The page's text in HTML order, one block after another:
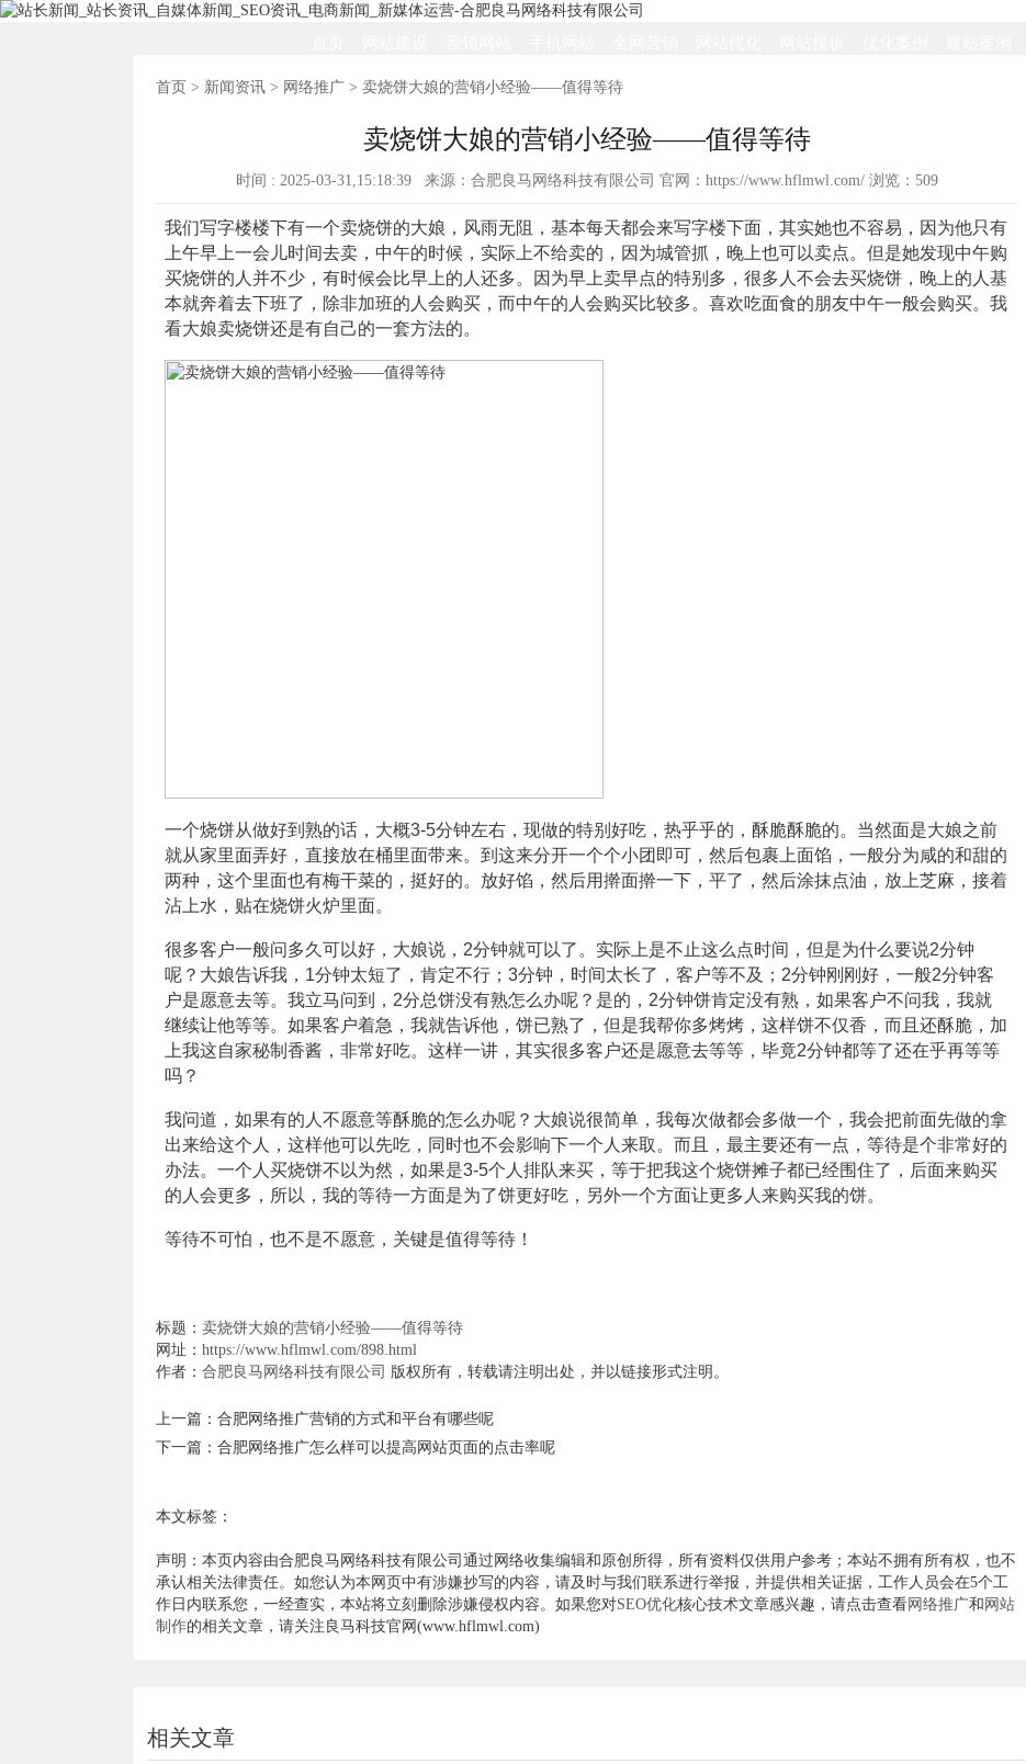
首页 > 新闻资讯 > 网络推广 > 卖烧饼大娘的营销小经验——值得等待
卖烧饼大娘的营销小经验——值得等待
时间 : 2025-03-31,15:18:39 来源：合肥良马网络科技有限公司 官网：https://www.hflmwl.com/ 浏览： 509
我们写字楼楼下有一个卖烧饼的大娘，风雨无阻，基本每天都会来写字楼下面，其实她也不容易，因为他只有
上午早上一会儿时间去卖，中午的时候，实际上不给卖的，因为城管抓，晚上也可以卖点。但是她发现中午购
买烧饼的人并不少，有时候会比早上的人还多。因为早上卖早点的特别多，很多人不会去买烧饼，晚上的人基
本就奔着去下班了，除非加班的人会购买，而中午的人会购买比较多。喜欢吃面食的朋友中午一般会购买。我
看大娘卖烧饼还是有自己的一套方法的。
一个烧饼从做好到熟的话，大概3-5分钟左右，现做的特别好吃，热乎乎的，酥脆酥脆的。当然面是大娘之前
就从家里面弄好，直接放在桶里面带来。到这来分开一个个小团即可，然后包裹上面馅，一般分为咸的和甜的
两种，这个里面也有梅干菜的，挺好的。放好馅，然后用擀面擀一下，平了，然后涂抹点油，放上芝麻，接着
沾上水，贴在烧饼火炉里面。
很多客户一般问多久可以好，大娘说，2分钟就可以了。实际上是不止这么点时间，但是为什么要说2分钟
呢？大娘告诉我，1分钟太短了，肯定不行；3分钟，时间太长了，客户等不及；2分钟刚刚好，一般2分钟客
户是愿意去等。我立马问到，2分总饼没有熟怎么办呢？是的，2分钟饼肯定没有熟，如果客户不问我，我就
继续让他等等。如果客户着急，我就告诉他，饼已熟了，但是我帮你多烤烤，这样饼不仅香，而且还酥脆，加
上我这自家秘制香酱，非常好吃。这样一讲，其实很多客户还是愿意去等等，毕竟2分钟都等了还在乎再等等
吗？
我问道，如果有的人不愿意等酥脆的怎么办呢？大娘说很简单，我每次做都会多做一个，我会把前面先做的拿
出来给这个人，这样他可以先吃，同时也不会影响下一个人来取。而且，最主要还有一点，等待是个非常好的
办法。一个人买烧饼不以为然，如果是3-5个人排队来买，等于把我这个烧饼摊子都已经围住了，后面来购买
的人会更多，所以，我的等待一方面是为了饼更好吃，另外一个方面让更多人来购买我的饼。
等待不可怕，也不是不愿意，关键是值得等待！
标题： 卖烧饼大娘的营销小经验——值得等待
网址： https://www.hflmwl.com/898.html
作者： 合肥良马网络科技有限公司 版权所有，转载请注明出处，并以链接形式注明。
上一篇： 合肥网络推广营销的方式和平台有哪些呢
下一篇： 合肥网络推广怎么样可以提高网站页面的点击率呢
本文标签：
声明：本页内容由合肥良马网络科技有限公司通过网络收集编辑和原创所得，所有资料仅供用户参考；本站不拥有所有权，也不
承认相关法律责任。如您认为本网页中有涉嫌抄写的内容，请及时与我们联系进行举报，并提供相关证据，工作人员会在5个工
作日内联系您，一经查实，本站将立刻删除涉嫌侵权内容。如果您对SEO优化核心技术文章感兴趣，请点击查看网络推广和 网站
制作的相关文章，请关注良马科技官网(www.hflmwl.com)
相关文章